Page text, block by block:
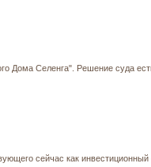
Дома Селенга". Решение суда
сейчас как